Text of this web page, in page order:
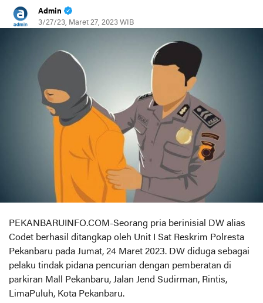
Admin
3/27/23, Maret 27, 2023 WIB
PEKANBARUINFO.COM-Seorang pria berinisial DW alias
Codet berhasil ditangkap oleh Unit I Sat Reskrim Polresta
Pekanbaru pada Jumat, 24 Maret 2023. DW diduga sebagai
pelaku tindak pidana pencurian dengan pemberatan di
parkiran Mall Pekanbaru, Jalan Jend Sudirman, Rintis,
LimaPuluh, Kota Pekanbaru.